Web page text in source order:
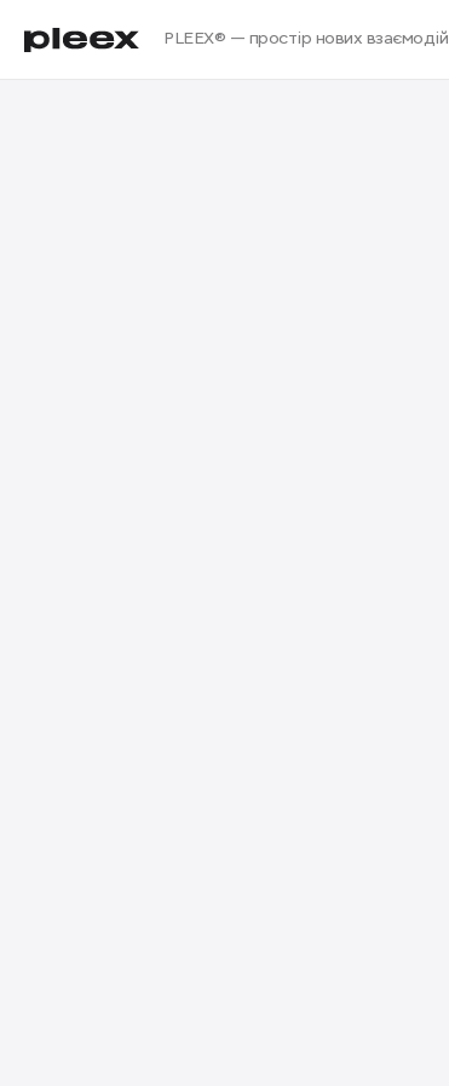
PLEEX® — простір нових взаємодій